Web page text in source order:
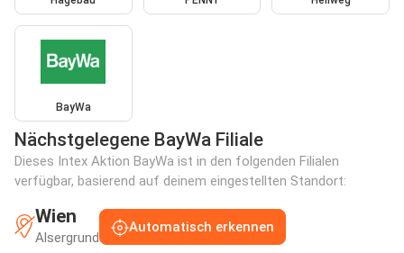
BayWa
Nächstgelegene BayWa Filiale
Dieses Intex Aktion BayWa ist in den folgenden Filialen
verfügbar, basierend auf deinem eingestellten Standort:
Wien
Alsergrund
Automatisch erkennen